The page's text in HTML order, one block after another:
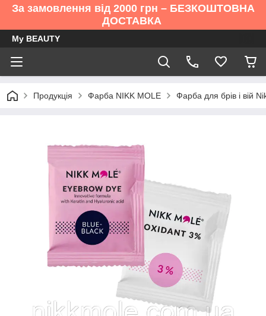
За замовлення від 2000 грн – БЕЗКОШТОВНА
ДОСТАВКА
My BEAUTY
Продукція Фарба NIKK MOLE Фарба для брів і вій